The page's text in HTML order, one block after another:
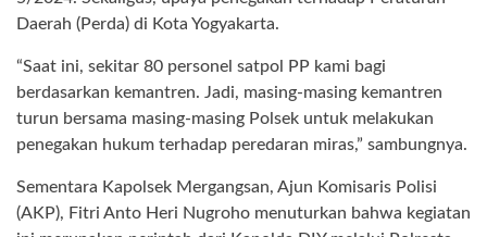
Daerah (Perda) di Kota Yogyakarta.
“Saat ini, sekitar 80 personel satpol PP kami bagi
berdasarkan kemantren. Jadi, masing-masing kemantren
turun bersama masing-masing Polsek untuk melakukan
penegakan hukum terhadap peredaran miras,” sambungnya.
Sementara Kapolsek Mergangsan, Ajun Komisaris Polisi
(AKP), Fitri Anto Heri Nugroho menuturkan bahwa kegiatan